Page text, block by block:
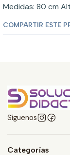
Medidas: 80 cm
COMPARTIR ESTE
Síguenos
Categorías